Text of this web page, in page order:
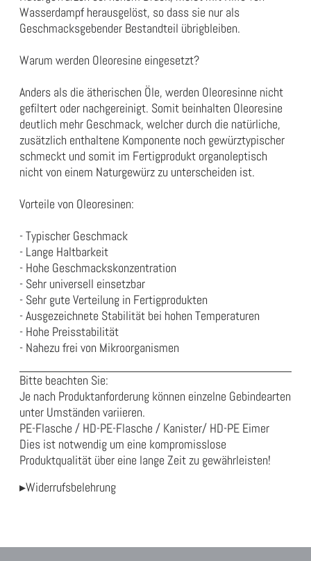
Wasserdampf herausgelöst, so dass sie nur als
Geschmacksgebender Bestandteil übrigbleiben.
Warum werden Oleoresine eingesetzt?
Anders als die ätherischen Öle, werden Oleoresinne nicht
gefiltert oder nachgereinigt. Somit beinhalten Oleoresine
deutlich mehr Geschmack, welcher durch die natürliche,
zusätzlich enthaltene Komponente noch gewürztypischer
schmeckt und somit im Fertigprodukt organoleptisch
nicht von einem Naturgewürz zu unterscheiden ist.
Vorteile von Oleoresinen:
- Typischer Geschmack
- Lange Haltbarkeit
- Hohe Geschmackskonzentration
- Sehr universell einsetzbar
- Sehr gute Verteilung in Fertigprodukten
- Ausgezeichnete Stabilität bei hohen Temperaturen
- Hohe Preisstabilität
- Nahezu frei von Mikroorganismen
Bitte beachten Sie:
Je nach Produktanforderung können einzelne Gebindearten
unter Umständen variieren.
PE-Flasche / HD-PE-Flasche / Kanister/ HD-PE Eimer
Dies ist notwendig um eine kompromisslose
Produktqualität über eine lange Zeit zu gewährleisten!
▸Widerrufsbelehrung